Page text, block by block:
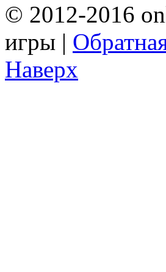
© 2012-2016
игры |
Наверх